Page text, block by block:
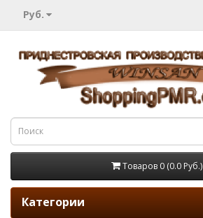
Руб.
Товаров 0 (0.0 Руб.)
Категории